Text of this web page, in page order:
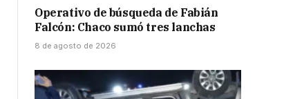
Operativo de búsqueda de Fabián
Falcón: Chaco sumó tres lanchas
8 de agosto de 2026